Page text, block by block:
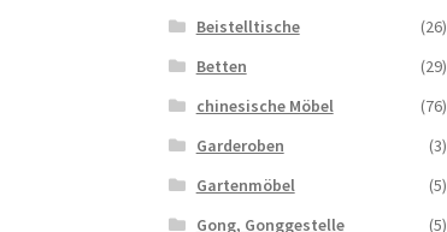
Beistelltische
(26)
Betten
(29)
chinesische Möbel
(76)
Garderoben
(3)
Gartenmöbel
(5)
Gong, Gonggestelle
(5)